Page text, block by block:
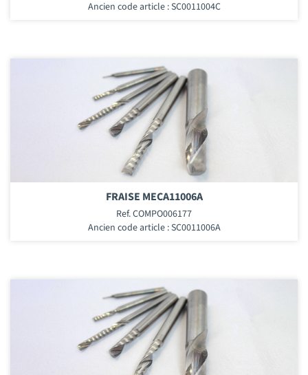
Ancien code article : SC0011004C
FRAISE MECA11006A
Ref. COMPO006177
Ancien code article : SC0011006A